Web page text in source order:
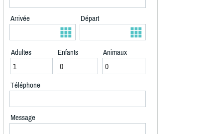
Arrivée Départ
Adultes Enfants Animaux
Téléphone
Message